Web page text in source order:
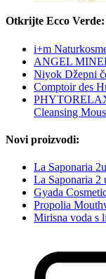
Otkrijte Ecco Verde:
i+m
ANGEL
Niyok Džepni
Comptoir des
Cleansing
Novi proizvodi:
La Saponaria
La Saponaria 2
Gyada
Propolia
Mirisna voda s